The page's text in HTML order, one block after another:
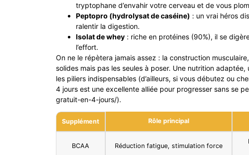
tryptophane d’envahir votre cerveau et de vous
Peptopro (hydrolysat de caséine) : un vrai héros
ralentir la digestion.
Isolat de whey : riche en protéines (90%), il se
l’effort.
On ne le répètera jamais assez : la construction
solides mais pas les seules à poser. Une nutrition
les piliers indispensables (d’ailleurs, si vous débutez ou
4 jours est une excellente alliée pour progresser sans se
gratuit-en-4-jours/).
Supplément Rôle principal
BCAA Réduction fatigue, stimulation force